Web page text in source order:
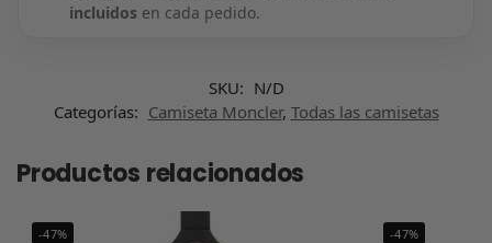
incluidos en cada pedido.
SKU: N/D
Categorías: Camiseta Moncler, Todas las camisetas
Productos relacionados
-47% -47%